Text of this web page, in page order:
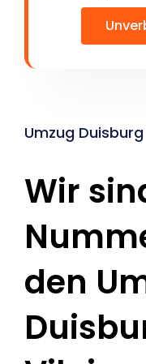
Umzug
Wir
den